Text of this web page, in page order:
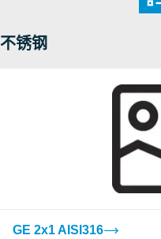
不锈钢
GE 2x1 AISI316